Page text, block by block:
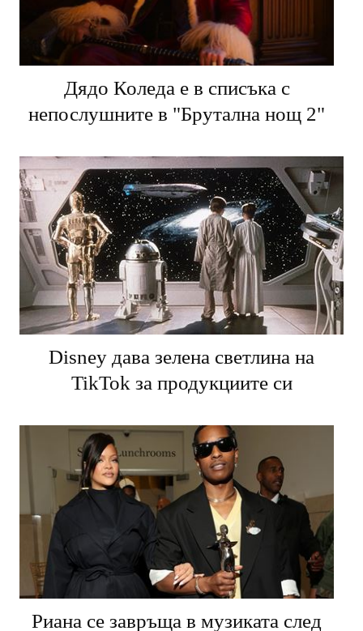
Дядо Коледа е в списъка с
непослушните в "Брутална нощ 2"
Disney дава зелена светлина на
TikTok за продукциите си
Риана се завръща в музиката след